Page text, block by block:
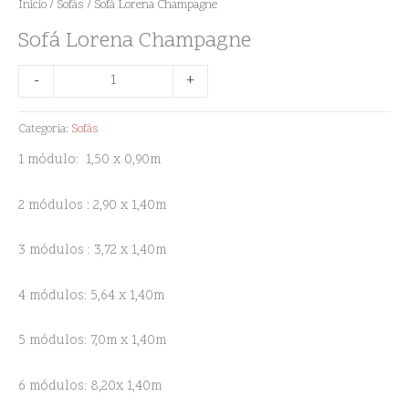
Início / Sofás / Sofá Lorena Champagne
Sofá Lorena Champagne
- +
Categoria: Sofás
1 módulo: 1,50 x 0,90m
2 módulos : 2,90 x 1,40m
3 módulos : 3,72 x 1,40m
4 módulos: 5,64 x 1,40m
5 módulos: 7,0m x 1,40m
6 módulos: 8,20x 1,40m